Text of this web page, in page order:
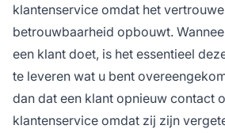
klantenservice omdat het
betrouwbaarheid opbouwt.
een klant doet, is het essentieel
te leveren wat u bent
dan dat een klant opnieuw contact
klantenservice omdat zij zijn